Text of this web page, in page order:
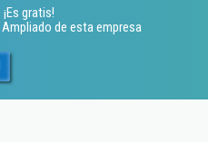
gratis!
de esta empresa